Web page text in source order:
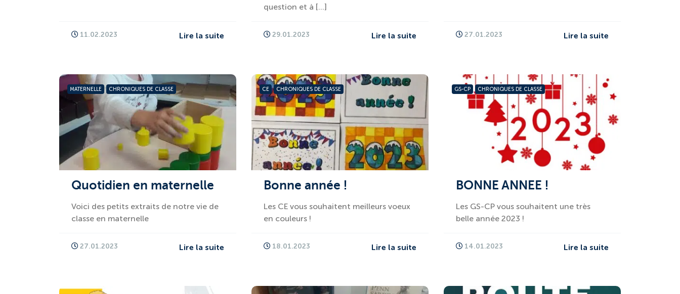
11.02.2023 Lire la suite
question et à […]
29.01.2023 Lire la suite 27.01.2023 Lire la suite
MATERNELLE CHRONIQUES DE CLASSE
Quotidien en maternelle
Voici des petits extraits de notre vie de
classe en maternelle
27.01.2023 Lire la suite
CE CHRONIQUES DE CLASSE
Bonne année !
Les CE vous souhaitent meilleurs voeux
en couleurs !
18.01.2023 Lire la suite
GS-CP CHRONIQUES DE CLASSE
BONNE ANNEE !
Les GS-CP vous souhaitent une très
belle année 2023 !
14.01.2023 Lire la suite